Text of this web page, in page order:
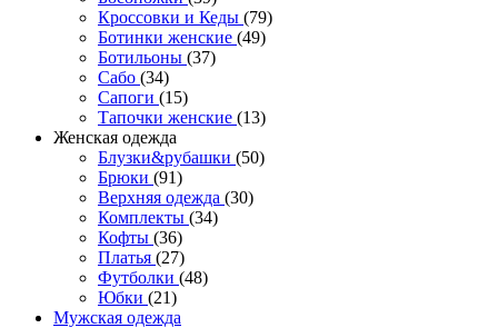
Кроссовки и Кеды (79)
Ботинки женские (49)
Ботильоны (37)
Сабо (34)
Сапоги (15)
Тапочки женские (13)
Женская одежда
Блузки&рубашки (50)
Брюки (91)
Верхняя одежда (30)
Комплекты (34)
Кофты (36)
Платья (27)
Футболки (48)
Юбки (21)
Мужская одежда